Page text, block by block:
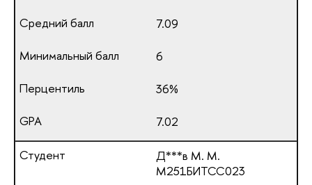
7.09
6
36%
7.02
Д***в М. М.
М251БИТСС023